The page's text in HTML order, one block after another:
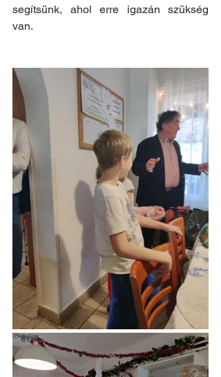
segítsünk, ahol erre igazán szükség
van.